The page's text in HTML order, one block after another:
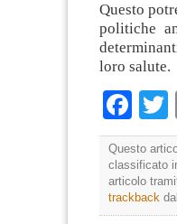
Questo
politiche
loro salute.
Questo
classificato
articolo
trackback